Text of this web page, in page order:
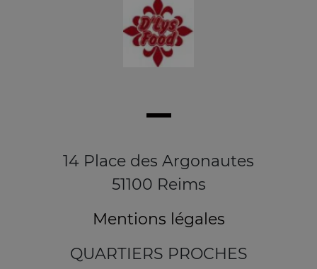
14 Place des Argonautes
51100 Reims
Mentions légales
QUARTIERS PROCHES